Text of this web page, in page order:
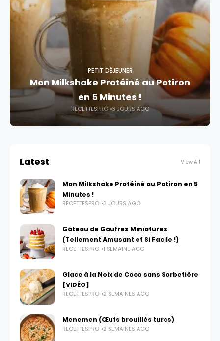
PETIT DÉJEUNER
Mon Milkshake Protéiné au Potiron
en 5 Minutes !
RECETTESPRO 3 JOURS AGO
Latest View All
Mon Milkshake Protéiné au Potiron en 5
Minutes !
RECETTESPRO 3 JOURS AGO
Gâteau de Gaufres Miniatures
(Tellement Amusant et Si Facile !)
RECETTESPRO 1 SEMAINE AGO
Glace à la Noix de Coco sans Sorbetière
[VIDÉO]
RECETTESPRO 2 SEMAINES AGO
Menemen (Œufs brouillés turcs)
RECETTESPRO 2 SEMAINES AGO